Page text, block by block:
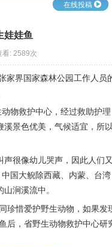
在线投稿
娃娃鱼
: 2589次
家界国家森林公园工作人员
物救护中心，经过救助护理
景色优美，气候适宜，所以
很像幼儿哭声，因此人们又
国大鲵除西藏、内蒙、台湾
涧溪流中。
珍惜爱护野生动物，如果发
后，省野生动物救护中心研